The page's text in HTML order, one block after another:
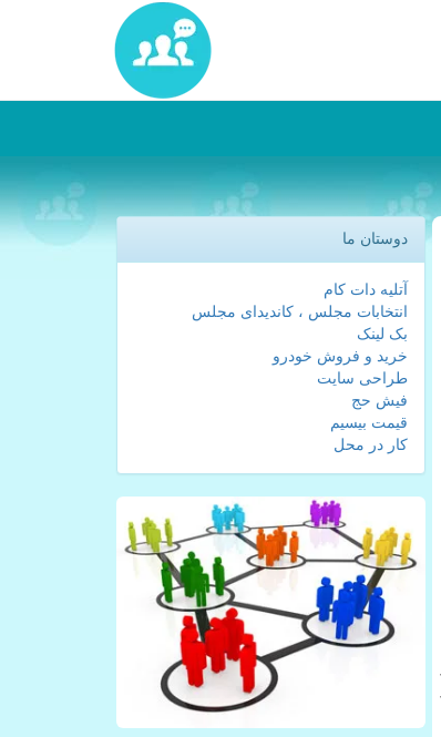
دوستان ما
آتلیه دات کام
انتخابات مجلس ، کاندیدای مجلس
بک لینک
خرید و فروش خودرو
طراحی سایت
فیش حج
قیمت بیسیم
کار در محل